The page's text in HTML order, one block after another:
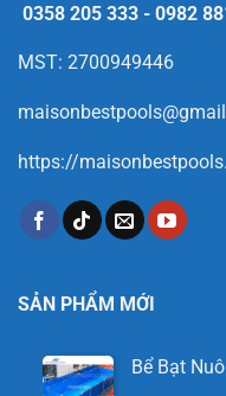
0358 205 333 - 0982
MST: 2700949446
https://
SẢN PHẨM MỚI
Bể Bạt